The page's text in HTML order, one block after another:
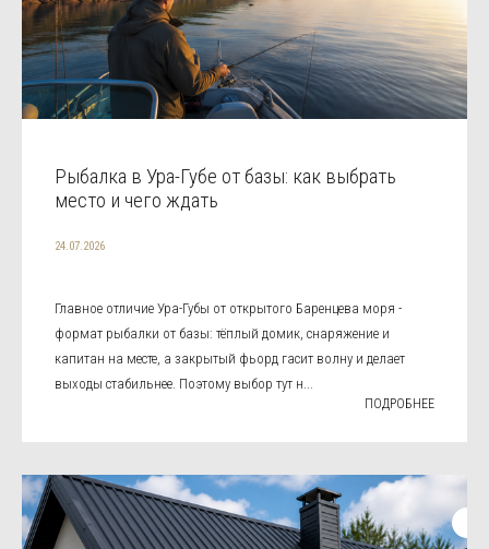
Рыбалка в Ура-Губе от базы: как выбрать
место и чего ждать
24.07.2026
Главное отличие Ура-Губы от открытого Баренцева моря -
формат рыбалки от базы: тёплый домик, снаряжение и
капитан на месте, а закрытый фьорд гасит волну и делает
выходы стабильнее. Поэтому выбор тут н...
ПОДРОБНЕЕ